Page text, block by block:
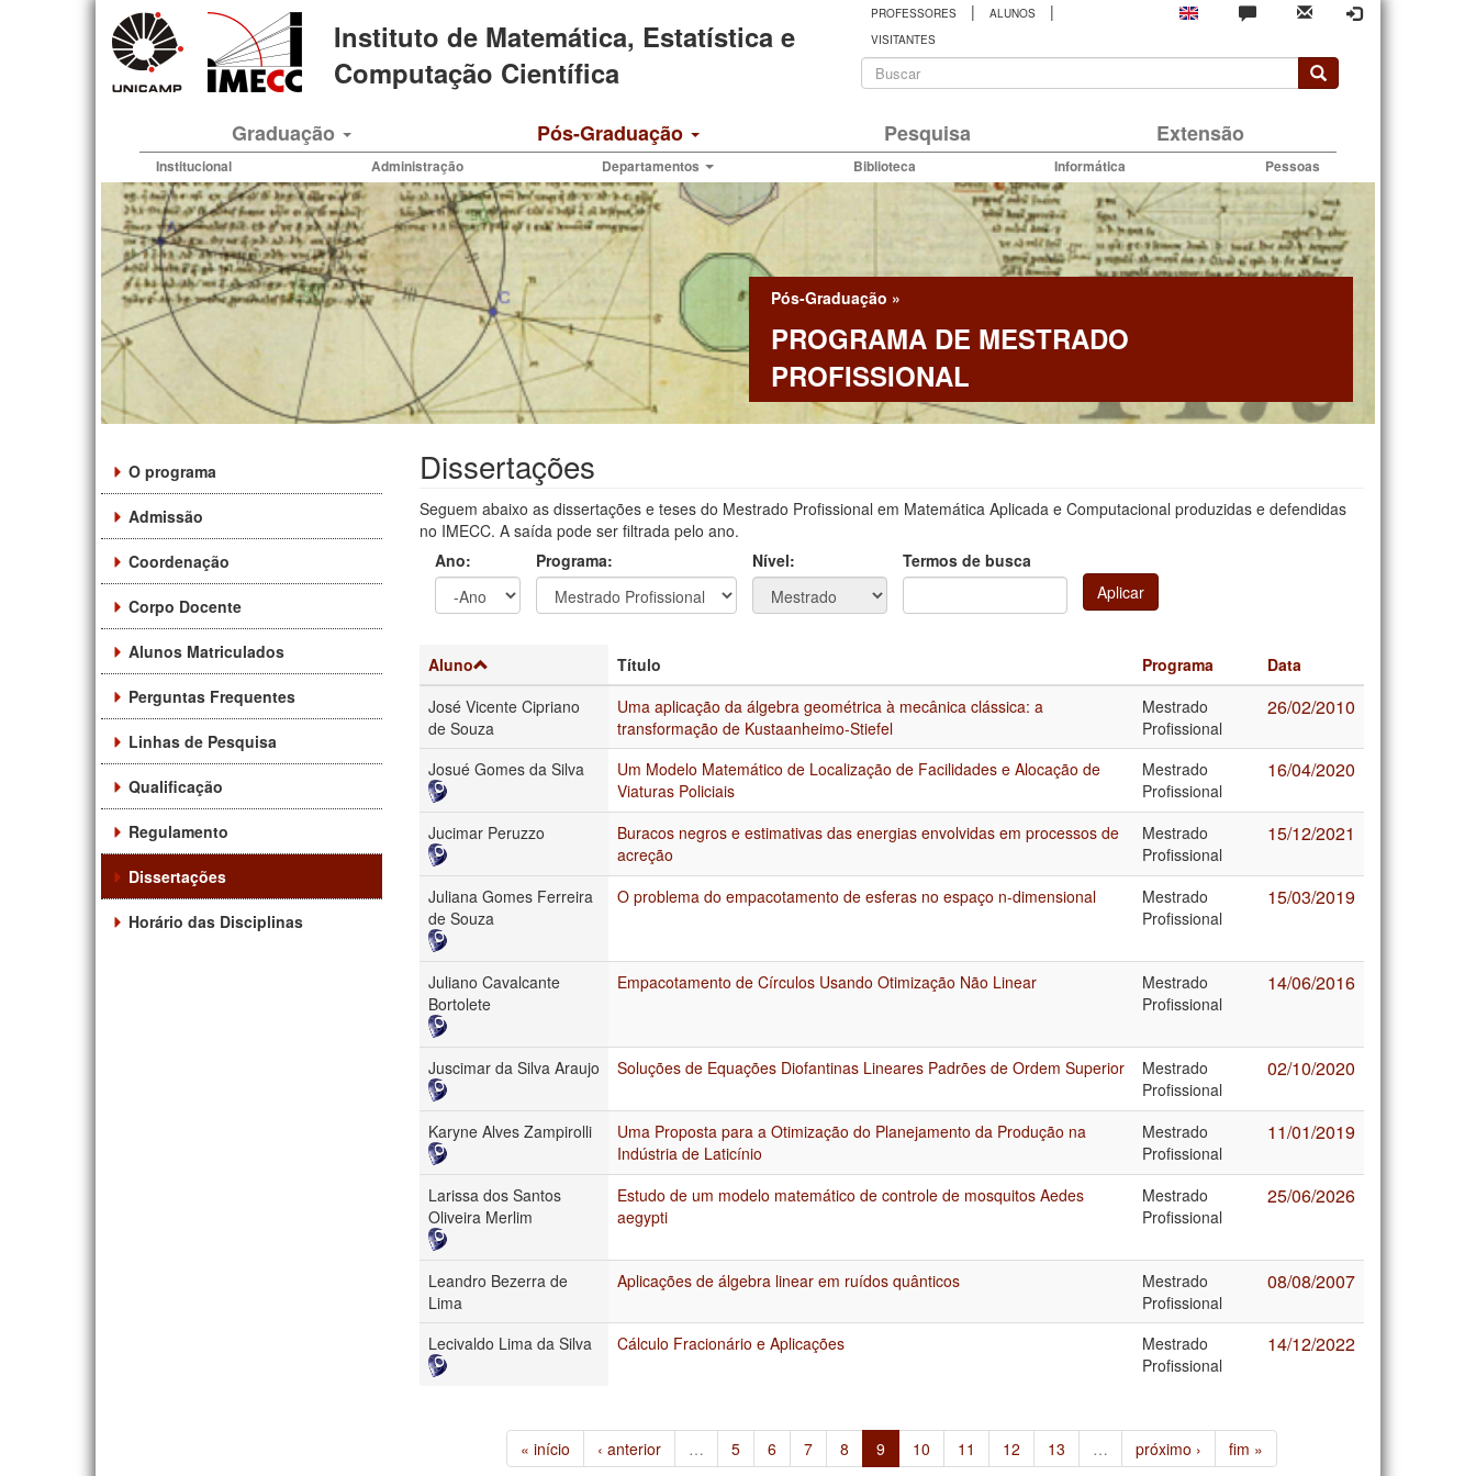
Instituto de Matemática, Estatística e
Computação Científica
PROFESSORES | ALUNOS |
VISITANTES
Formulário
busca
Graduação Pós-Graduação Pesquisa Extensão
Institucional Administração Departamentos Biblioteca Informática Pessoas
Pós-Graduação »
PROGRAMA DE MESTRADO
PROFISSIONAL
O programa
Admissão
Coordenação
Corpo Docente
Alunos Matriculados
Perguntas Frequentes
Linhas de Pesquisa
Qualificação
Regulamento
Dissertações
Horário das Disciplinas
Dissertações
Seguem abaixo as dissertações e teses do Mestrado Profissional em Matemática Aplicada e Computacional produzidas e defendidas
no IMECC. A saída pode ser filtrada pelo ano.
Ano:
Programa: Nível:
Termos de busca
Aplicar
Aluno Título Programa
Data
José Vicente Cipriano
de Souza
Uma aplicação da álgebra geométrica à mecânica clássica: a
transformação de Kustaanheimo-Stiefel
Mestrado
Profissional
26/02/2010
Josué Gomes da Silva
Um Modelo Matemático de Localização de Facilidades e Alocação de
Viaturas Policiais
Mestrado
Profissional
16/04/2020
Jucimar Peruzzo
Buracos negros e estimativas das energias envolvidas em processos de
acreção
Mestrado
Profissional
15/12/2021
Juliana Gomes Ferreira
de Souza
O problema do empacotamento de esferas no espaço n-dimensional
Mestrado
Profissional
15/03/2019
Juliano Cavalcante
Bortolete
Empacotamento de Círculos Usando Otimização Não Linear
Mestrado
Profissional
14/06/2016
Juscimar da Silva Araujo Soluções de Equações Diofantinas Lineares Padrões de Ordem Superior
Mestrado
Profissional
02/10/2020
Karyne Alves Zampirolli
Uma Proposta para a Otimização do Planejamento da Produção na
Indústria de Laticínio
Mestrado
Profissional
11/01/2019
Larissa dos Santos
Oliveira Merlim
Estudo de um modelo matemático de controle de mosquitos Aedes
aegypti
Mestrado
Profissional
25/06/2026
Leandro Bezerra de
Lima
Aplicações de álgebra linear em ruídos quânticos
Mestrado
Profissional
08/08/2007
Lecivaldo Lima da Silva Cálculo Fracionário e Aplicações
Mestrado
Profissional
14/12/2022
« início ‹ anterior … 5 6 7 8 9 10 11 12 13 … próximo › fim »